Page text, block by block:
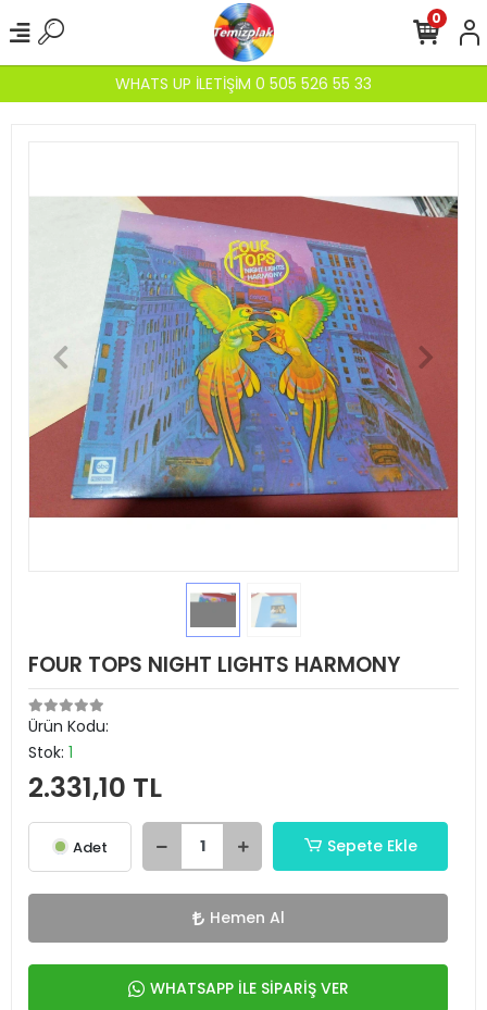
WHATS UP İLETİŞİM 0 505 526 55 33
0
FOUR TOPS NIGHT LIGHTS HARMONY
Ürün Kodu:
Stok: 1
2.331,10 TL
Adet Sepete Ekle
Hemen Al
WHATSAPP İLE SİPARİŞ VER